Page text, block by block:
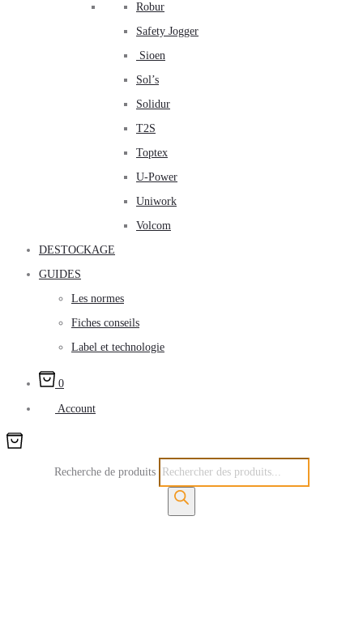
Robur
Safety Jogger
Sioen
Sol’s
Solidur
T2S
Toptex
U-Power
Uniwork
Volcom
DESTOCKAGE
GUIDES
Les normes
Fiches conseils
Label et technologie
0
Account
Recherche de produits